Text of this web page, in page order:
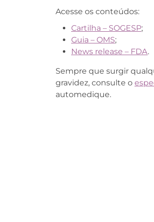
Acesse os conteúdos:
Cartilha – SOGESP;
Guia – OMS;
News release – FDA.
Sempre que surgir
gravidez, consulte o
automedique.